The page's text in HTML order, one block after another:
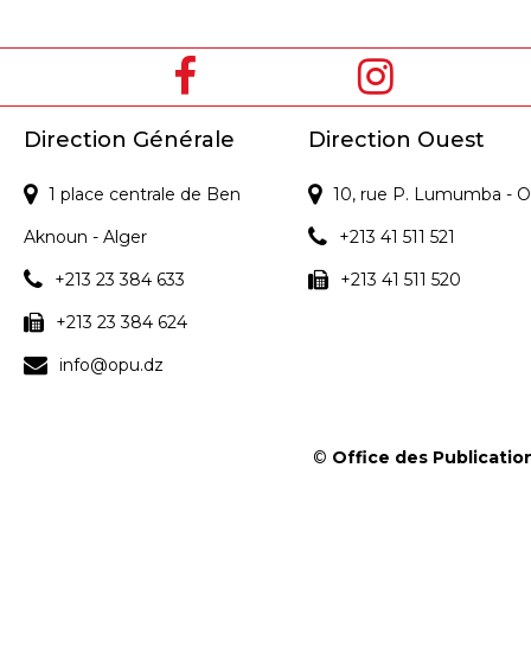
Direction Générale
1 place centrale de Ben
Aknoun - Alger
+213 23 384 633
+213 23 384 624
info@opu.dz
Direction Ouest
10, rue P. Lumumba -
+213 41 511 521
+213 41 511 520
© Office des